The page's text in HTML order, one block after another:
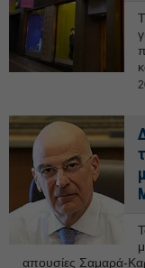
απουσίες Σαμαρά-